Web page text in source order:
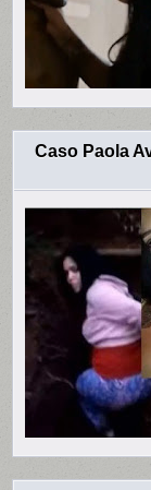
Caso Paola